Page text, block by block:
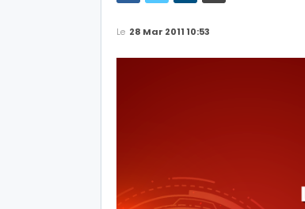
Le 28 Mar 2011 10:53